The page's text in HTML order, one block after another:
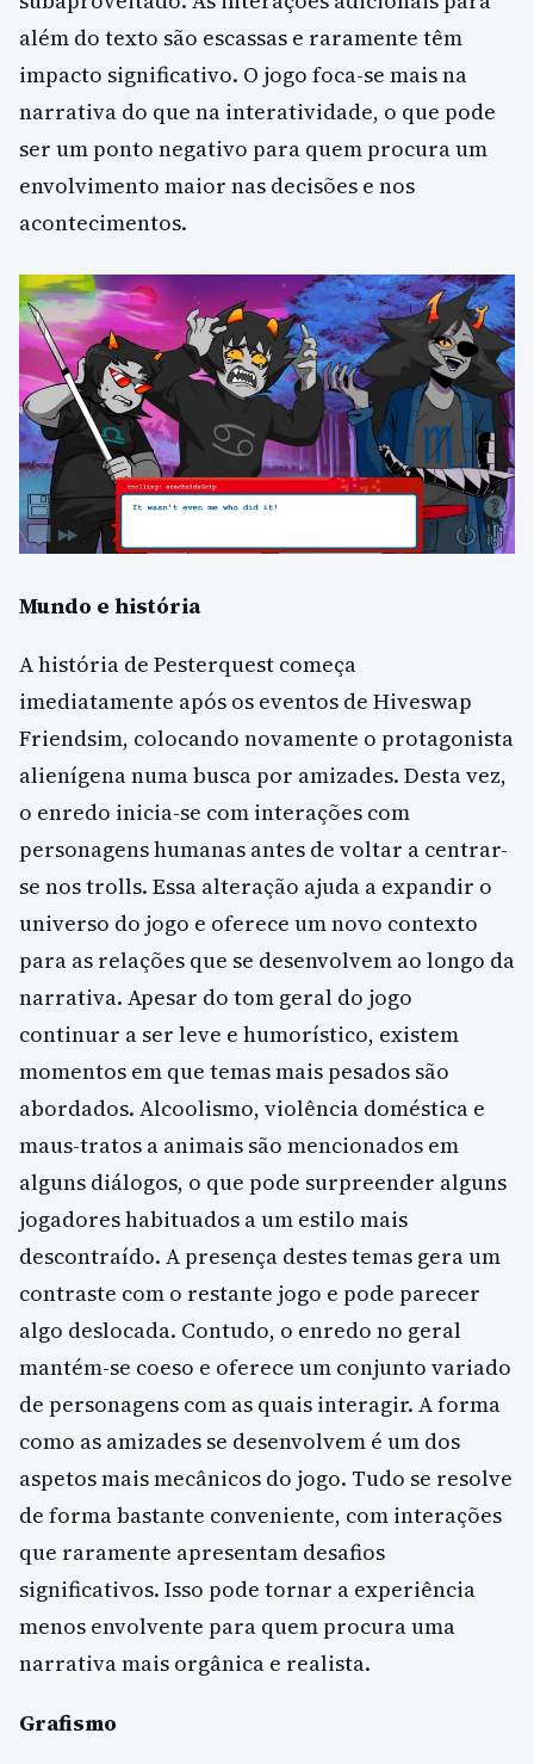
além do texto são escassas e raramente têm
impacto significativo. O jogo foca-se mais na
narrativa do que na interatividade, o que pode
ser um ponto negativo para quem procura um
envolvimento maior nas decisões e nos
acontecimentos.
Mundo e história
A história de Pesterquest começa
imediatamente após os eventos de Hiveswap
Friendsim, colocando novamente o protagonista
alienígena numa busca por amizades. Desta vez,
o enredo inicia-se com interações com
personagens humanas antes de voltar a centrar-
se nos trolls. Essa alteração ajuda a expandir o
universo do jogo e oferece um novo contexto
para as relações que se desenvolvem ao longo da
narrativa. Apesar do tom geral do jogo
continuar a ser leve e humorístico, existem
momentos em que temas mais pesados são
abordados. Alcoolismo, violência doméstica e
maus-tratos a animais são mencionados em
alguns diálogos, o que pode surpreender alguns
jogadores habituados a um estilo mais
descontraído. A presença destes temas gera um
contraste com o restante jogo e pode parecer
algo deslocada. Contudo, o enredo no geral
mantém-se coeso e oferece um conjunto variado
de personagens com as quais interagir. A forma
como as amizades se desenvolvem é um dos
aspetos mais mecânicos do jogo. Tudo se resolve
de forma bastante conveniente, com interações
que raramente apresentam desafios
significativos. Isso pode tornar a experiência
menos envolvente para quem procura uma
narrativa mais orgânica e realista.
Grafismo